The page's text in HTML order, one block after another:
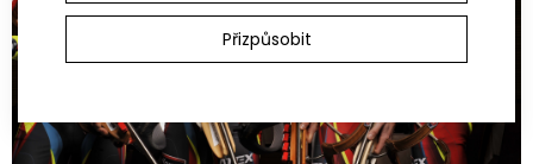
Přizpůsobit